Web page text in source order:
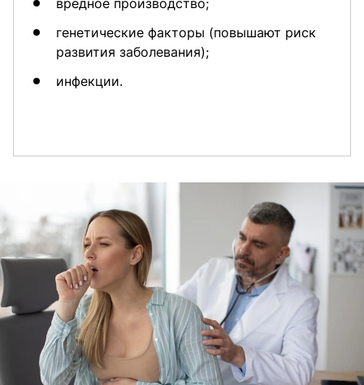
генетические факторы (повышают риск
развития заболевания);
инфекции.